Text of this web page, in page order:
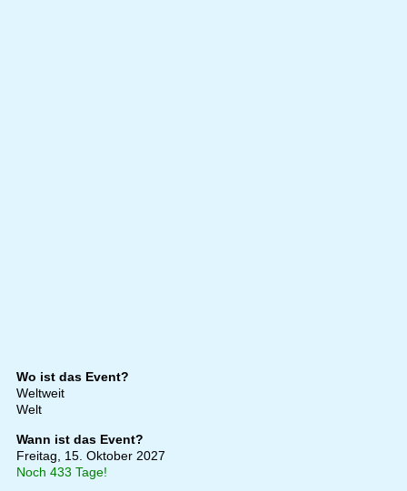
Wo ist das Event?
Weltweit
Welt
Wann ist das Event?
Freitag, 15. Oktober 2027
Noch 433 Tage!